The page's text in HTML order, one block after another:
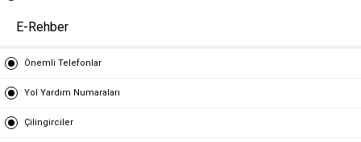
E-Rehber
Önemli Telefonlar
Yol Yardım Numaraları
Çilingirciler